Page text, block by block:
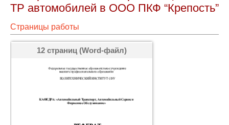
ТР автомобилей в ООО ПКФ “Крепость”
Страницы работы
12 страниц (Word-файл)